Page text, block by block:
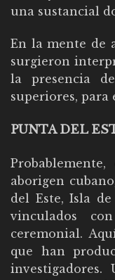
una sustancial
En la mente de
surgieron
la presencia
superiores, para
PUNTA DEL
aborigen
del Este, Isla
vinculados
ceremonial.
que han
investigadores.